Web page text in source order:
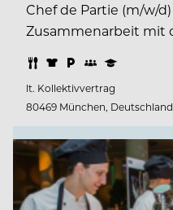
Chef de Partie (m/w/
Zusammenarbeit mit
lt. Kollektivvertrag
80469 München, Deutschland